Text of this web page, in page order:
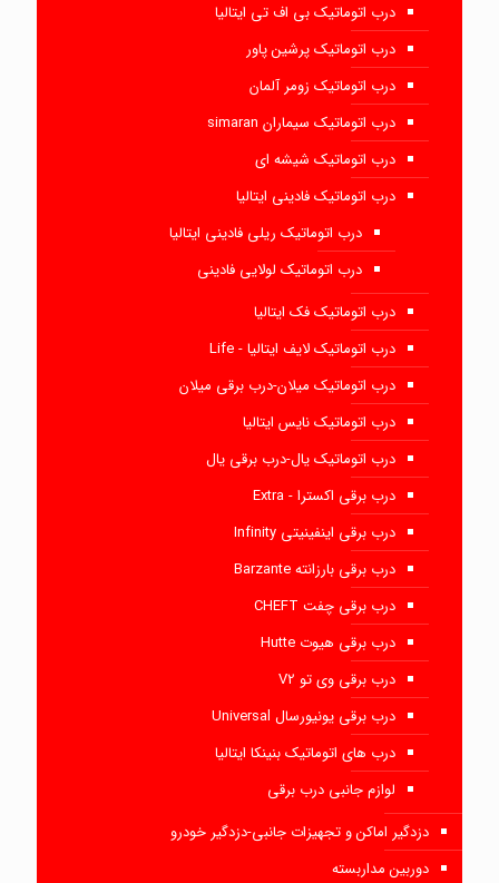
درب اتوماتیک بی اف تی ایتالیا
درب اتوماتیک پرشین پاور
درب اتوماتیک زومر آلمان
درب اتوماتیک سیماران simaran
درب اتوماتیک شیشه ای
درب اتوماتیک فادینی ایتالیا
درب اتوماتیک ریلی فادینی ایتالیا
درب اتوماتیک لولایی فادینی
درب اتوماتیک فک ایتالیا
درب اتوماتیک لایف ایتالیا - Life
درب اتوماتیک میلان-درب برقی میلان
درب اتوماتیک نایس ایتالیا
درب اتوماتیک یال-درب برقی یال
درب برقی اکسترا - Extra
درب برقی اینفینیتی Infinity
درب برقی بارزانته Barzante
درب برقی چفت CHEFT
درب برقی هیوت Hutte
درب برقی وی تو V2
درب برقی یونیورسال Universal
درب های اتوماتیک بنینکا ایتالیا
لوازم جانبی درب برقی
دزدگیر اماکن و تجهیزات جانبی-دزدگیر خودرو
دوربین مداربسته